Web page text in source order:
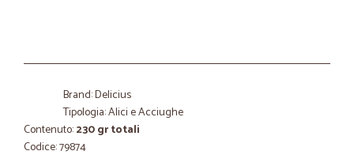
Brand: Delicius
Tipologia: Alici e Acciughe
Contenuto:230 gr totali
Codice: 79874